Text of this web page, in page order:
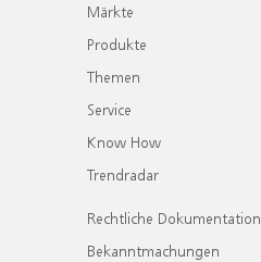
Märkte
Produkte
Themen
Service
Know How
Trendradar
Rechtliche Dokumentation
Bekanntmachungen